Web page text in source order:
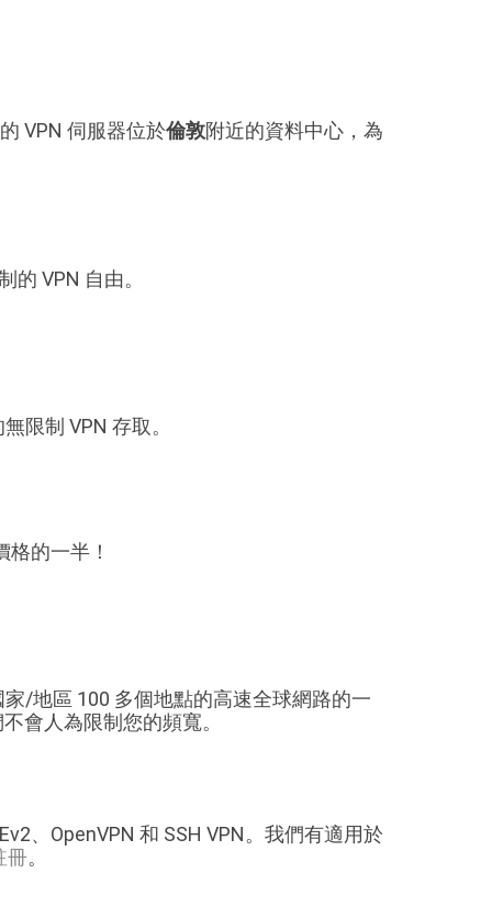
VPN 伺服器位於倫敦附近的資料中心，為
VPN 自由。
限制 VPN 存取。
的一半！
/地區 100 多個地點的高速全球網路的一
會人為限制您的頻寬。
、OpenVPN 和 SSH VPN。我們有適用於
冊。